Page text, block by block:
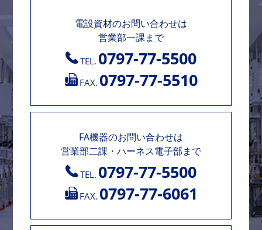
電設資材のお問い合わせは
営業部一課まで
TEL. 0797-77-5500
FAX. 0797-77-5510
FA機器のお問い合わせは
営業部二課・ハーネス電子部まで
TEL. 0797-77-5500
FAX. 0797-77-6061